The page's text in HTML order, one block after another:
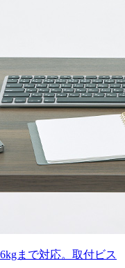
まで対応。取付ビス